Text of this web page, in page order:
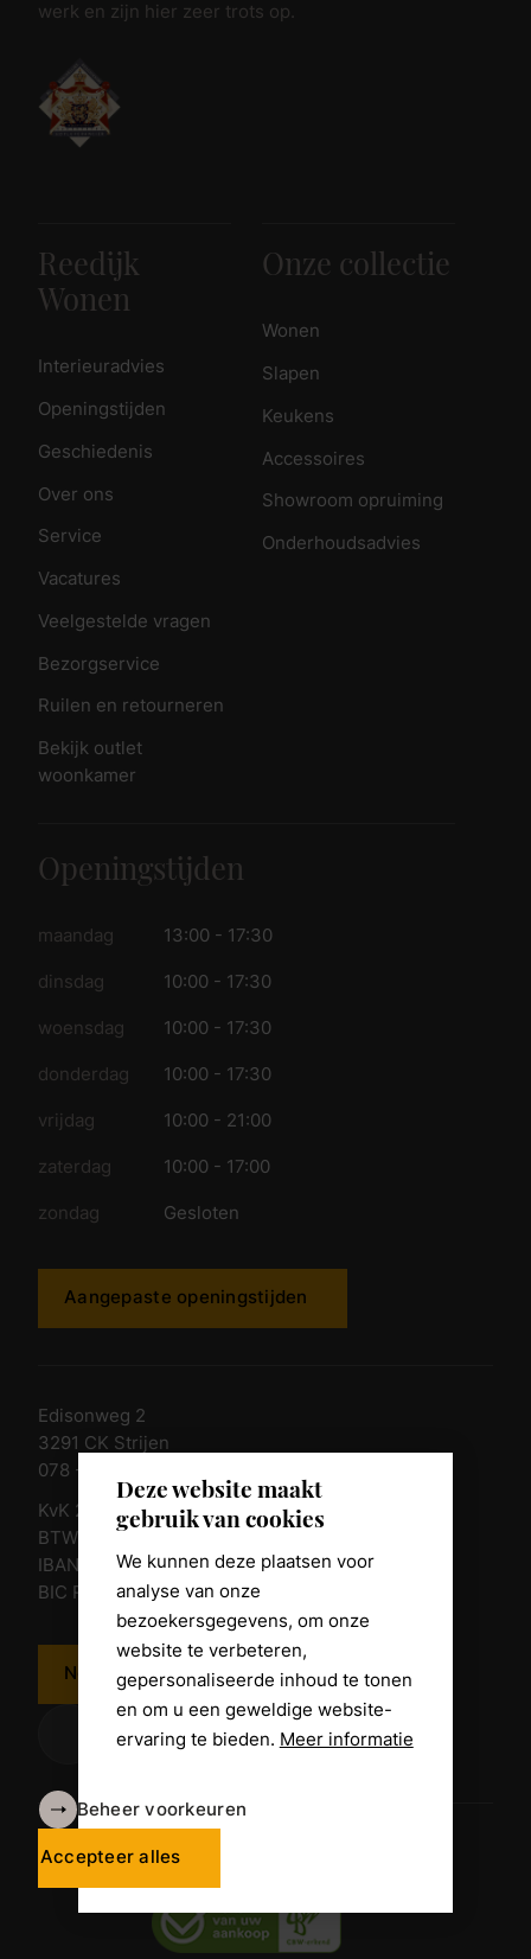
Deze website maakt
gebruik van cookies
We kunnen deze plaatsen voor
analyse van onze
bezoekersgegevens, om onze
website te verbeteren,
gepersonaliseerde inhoud te tonen
en om u een geweldige website-
ervaring te bieden. Meer informatie
Beheer voorkeuren
Accepteer alles
werk en zijn hier zeer trots op.
Reedijk
Wonen
Interieuradvies
Openingstijden
Geschiedenis
Over ons
Service
Vacatures
Veelgestelde vragen
Bezorgservice
Ruilen en retourneren
Bekijk outlet
woonkamer
Onze collectie
Wonen
Slapen
Keukens
Accessoires
Showroom opruiming
Onderhoudsadvies
Openingstijden
maandag 13:00 - 17:30
dinsdag 10:00 - 17:30
woensdag 10:00 - 17:30
donderdag 10:00 - 17:30
vrijdag 10:00 - 21:00
zaterdag 10:00 - 17:00
zondag Gesloten
Aangepaste openingstijden
Edisonweg 2
3291 CK Strijen
078 - 674 84 85
KvK 23011135
BTW nr. NL 805098938.B.01
IBAN NL10 RABO 0361 8039 58
BIC RABONL2U
Neem contact op
Algemene voorwaarden